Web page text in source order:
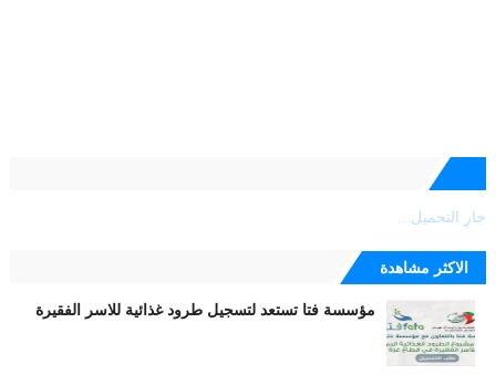
جارٍ التحميل...
الاكثر مشاهدة
مؤسسة فتا تستعد لتسجيل طرود غذائية للاسر الفقيرة